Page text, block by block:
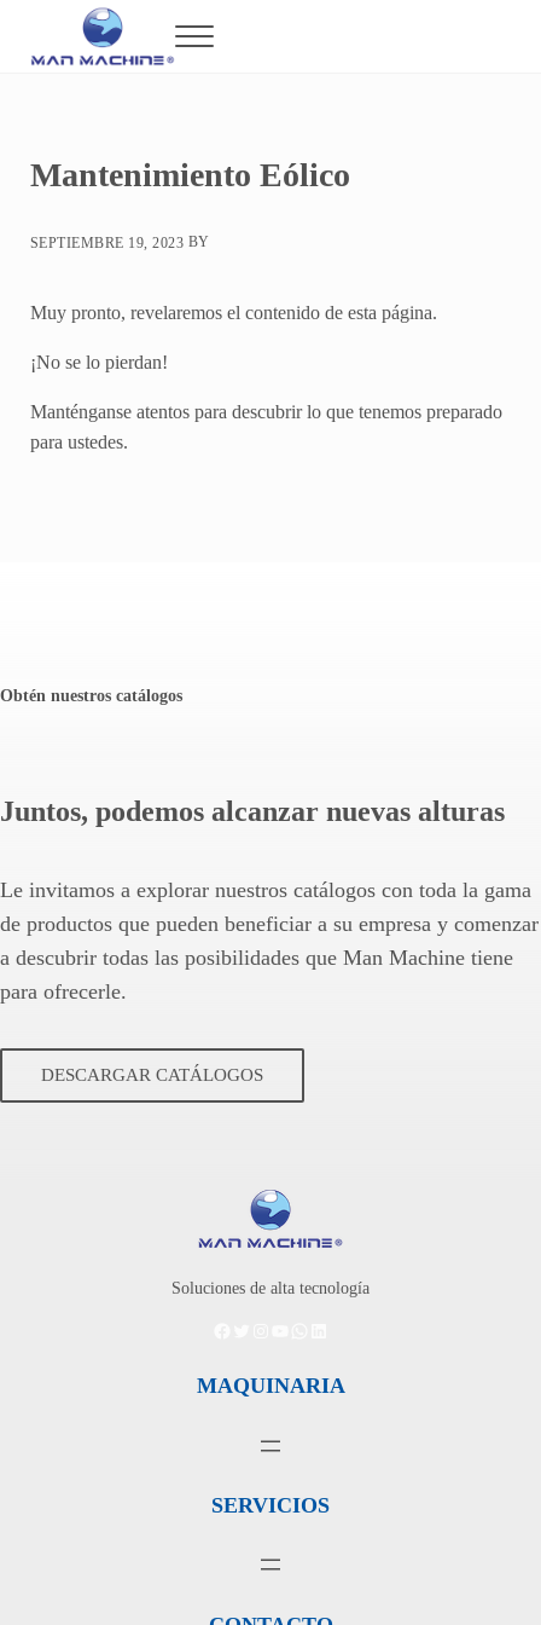
Saltar al contenido principal
Skip to header right navigation
Skip to after header navigation
Skip to site footer
Menu
Mantenimiento Eólico
SEPTIEMBRE 19, 2023 BY
Muy pronto, revelaremos el contenido de esta página.
¡No se lo pierdan!
Manténganse atentos para descubrir lo que tenemos preparado
para ustedes.
Obtén nuestros catálogos
Juntos, podemos alcanzar nuevas alturas
Le invitamos a explorar nuestros catálogos con toda la gama
de productos que pueden beneficiar a su empresa y comenzar
a descubrir todas las posibilidades que Man Machine tiene
para ofrecerle.
DESCARGAR CATÁLOGOS
Soluciones de alta tecnología
MAQUINARIA
SERVICIOS